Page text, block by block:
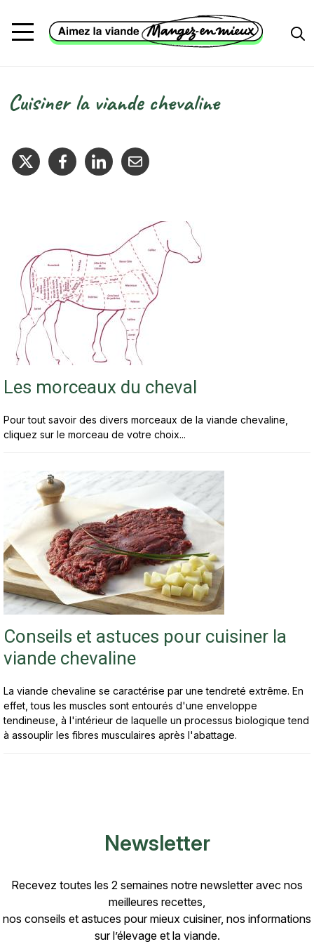
Fil d'Ariane
Cuisiner la viande chevaline
Les morceaux du cheval
Pour tout savoir des divers morceaux de la viande chevaline,
cliquez sur le morceau de votre choix...
Conseils et astuces pour cuisiner la
viande chevaline
La viande chevaline se caractérise par une tendreté extrême. En
effet, tous les muscles sont entourés d'une enveloppe
tendineuse, à l'intérieur de laquelle un processus biologique tend
à assouplir les fibres musculaires après l'abattage.
Newsletter
Recevez toutes les 2 semaines notre newsletter avec nos
meilleures recettes,
nos conseils et astuces pour mieux cuisiner, nos informations
sur l’élevage et la viande.